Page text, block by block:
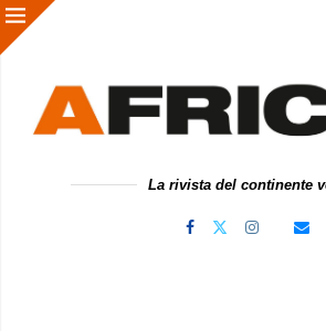
La rivista del continente